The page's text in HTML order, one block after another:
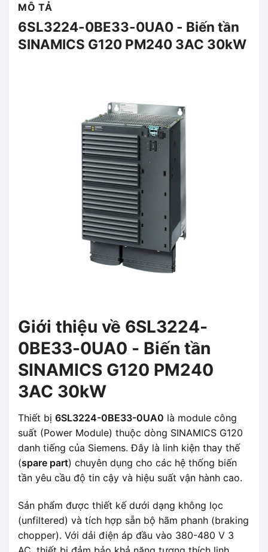
MÔ TẢ
6SL3224-0BE33-0UA0 - Biến tần
SINAMICS G120 PM240 3AC 30kW
Giới thiệu về 6SL3224-
0BE33-0UA0 - Biến tần
SINAMICS G120 PM240
3AC 30kW
Thiết bị 6SL3224-0BE33-0UA0 là module công
suất (Power Module) thuộc dòng SINAMICS G120
danh tiếng của Siemens. Đây là linh kiện thay thế
(spare part) chuyên dụng cho các hệ thống biến
tần yêu cầu độ tin cậy và hiệu suất vận hành cao.
Sản phẩm được thiết kế dưới dạng không lọc
(unfiltered) và tích hợp sẵn bộ hãm phanh (braking
chopper). Với dải điện áp đầu vào 380-480 V 3